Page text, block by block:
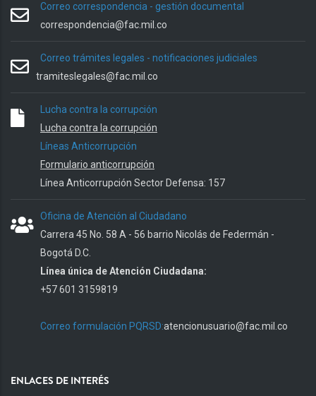
Correo correspondencia - gestión documental
correspondencia@fac.mil.co
Correo trámites legales - notificaciones judiciales
tramiteslegales@fac.mil.co
Lucha contra la corrupción
Lucha contra la corrupción
Líneas Anticorrupción
Formulario anticorrupción
Línea Anticorrupción Sector Defensa: 157
Oficina de Atención al Ciudadano
Carrera 45 No. 58 A - 56 barrio Nicolás de Federmán -
Bogotá D.C.
Línea única de Atención Ciudadana:
+57 601 3159819
Correo formulación PQRSD:atencionusuario@fac.mil.co
ENLACES DE INTERÉS